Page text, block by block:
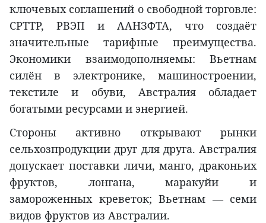
ключевых соглашений о свободной торговле:
СРТТР, РВЭП и ААНЗФТА, что создаёт
значительные тарифные преимущества.
Экономики взаимодополняемы: Вьетнам
силён в электронике, машиностроении,
текстиле и обуви, Австралия обладает
богатыми ресурсами и энергией.
Стороны активно открывают рынки
сельхозпродукции друг для друга. Австралия
допускает поставки личи, манго, драконьих
фруктов, лонгана, маракуйи и
замороженных креветок; Вьетнам — семи
видов фруктов из Австралии.